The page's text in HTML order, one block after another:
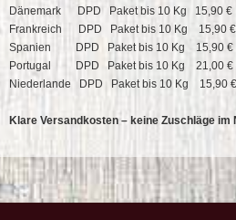
Dänemark DPD Paket bis 10 Kg 15,90 €
Frankreich DPD Paket bis 10 Kg 15,90 €
Spanien DPD Paket bis 10 Kg 15,90 €
Portugal DPD Paket bis 10 Kg 21,00 €
Niederlande DPD Paket bis 10 Kg 15,90 €
Klare Versandkosten – keine Zuschläge im